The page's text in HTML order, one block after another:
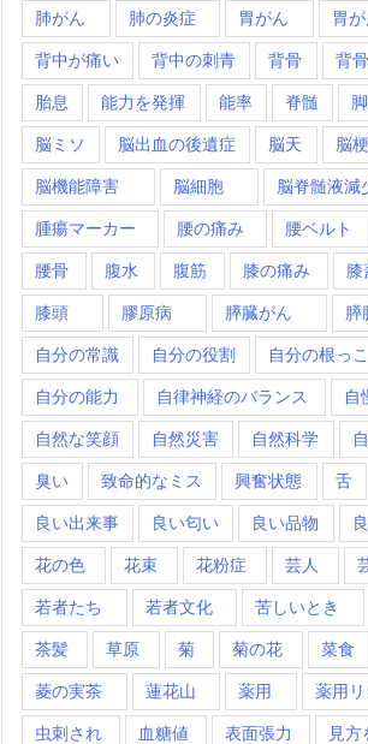
肺がん 肺の炎症 胃がん 胃
背中が痛い 背中の刺青 背骨 背
胎息 能力を発揮 能率 脊髄
脳ミソ 脳出血の後遺症 脳天 脳
脳機能障害 脳細胞 脳脊髄液減
腫瘍マーカー 腰の痛み 腰ベルト
腰骨 腹水 腹筋 膝の痛み 膝
膝頭 膠原病 膵臓がん 膵
自分の常識 自分の役割 自分の根っこ
自分の能力 自律神経のバランス 自
自然な笑顔 自然災害 自然科学
臭い 致命的なミス 興奮状態 舌
良い出来事 良い匂い 良い品物
花の色 花束 花粉症 芸人
若者たち 若者文化 苦しいとき
茶髪 草原 菊 菊の花 菜食
菱の実茶 蓮花山 薬用 薬用
虫刺され 血糖値 表面張力 見方